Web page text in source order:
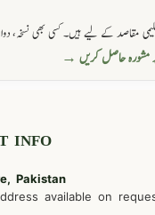
مقاصد کے لیے ہیں۔ کسی بھی نسخہ،
مشورہ حاصل کریں →
INFO
Pakistan
available on